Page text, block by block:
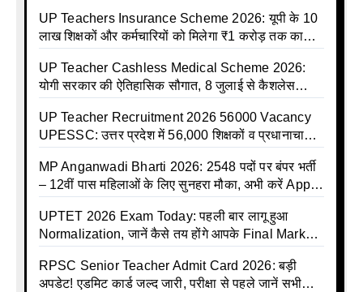
UP Teachers Insurance Scheme 2026: यूपी के 10
लाख शिक्षकों और कर्मचारियों को मिलेगा ₹1 करोड़ तक का
UP Teacher Cashless Medical Scheme 2026:
योगी सरकार की ऐतिहासिक सौगात, 8 जुलाई से कैशलेस
UP Teacher Recruitment 2026 56000 Vacancy
UPESSC: उत्तर प्रदेश में 56,000 शिक्षकों व प्रधानाचार्यों
MP Anganwadi Bharti 2026: 2548 पदों पर बंपर भर्ती
– 12वीं पास महिलाओं के लिए सुनहरा मौका, अभी करें Apply
UPTET 2026 Exam Today: पहली बार लागू हुआ
Normalization, जानें कैसे तय होंगे आपके Final Marks
RPSC Senior Teacher Admit Card 2026: बड़ी
अपडेट! एडमिट कार्ड जल्द जारी, परीक्षा से पहले जानें सभी